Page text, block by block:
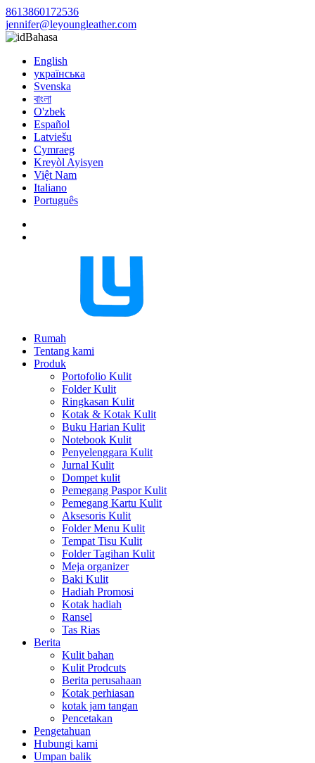
8613860172536
jennifer@leyoungleather.com
Bahasa
English
українська
Svenska
বাংলা
O'zbek
Español
Latviešu
Cymraeg
Kreyòl Ayisyen
Việt Nam
Italiano
Português
Rumah
Tentang kami
Produk
Portofolio Kulit
Folder Kulit
Ringkasan Kulit
Kotak & Kotak Kulit
Buku Harian Kulit
Notebook Kulit
Penyelenggara Kulit
Jurnal Kulit
Dompet kulit
Pemegang Paspor Kulit
Pemegang Kartu Kulit
Aksesoris Kulit
Folder Menu Kulit
Tempat Tisu Kulit
Folder Tagihan Kulit
Meja organizer
Baki Kulit
Hadiah Promosi
Kotak hadiah
Ransel
Tas Rias
Berita
Kulit bahan
Kulit Prodcuts
Berita perusahaan
Kotak perhiasan
kotak jam tangan
Pencetakan
Pengetahuan
Hubungi kami
Umpan balik